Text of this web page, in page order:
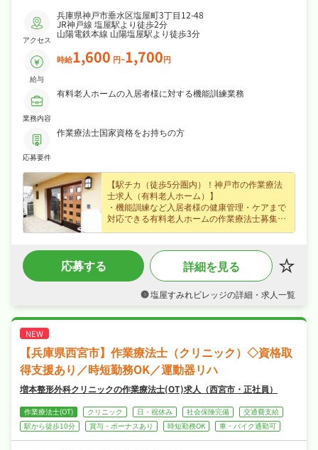
アクセス
兵庫県神戸市垂水区塩屋町3丁目12-48
JR神戸線 塩屋駅より徒歩2分
山陽電鉄本線 山陽塩屋駅より徒歩3分
給与
時給1,600 円~1,700円
業務内容
有料老人ホームの入居者様に対する機能訓練業務
応募要件
作業療法士国家資格をお持ちの方
【駅チカ（徒歩5分圏内）！神戸市の作業療法
士求人（有料老人ホーム）】
・機能訓練など入居者様の健康管理・ケアまで
対応できる有料老人ホームの作業療法士募集
（神戸市・塩屋駅から徒歩2分）、未経験の方
・時給1,600円のパート・アルバイト求人、ラ
イフスタイルに合わせて無理なく働けます！
・4週8休、プライベートも大切にしながら働け
・社会保険完備など福利厚生も充実、はじめて
応募する 詳細を見る
塩屋すみれビレッジの詳細・求人一覧
【兵庫県西宮市】作業療法士（クリニック）◇資格取
得支援あり／時短勤務OK／運動器リハ
増本整形外科クリニックの作業療法士(OT)求人（西宮市・正社員）
作業療法士(OT) クリニック 日・祝休み 社会保険完備
交通費支給
駅から徒歩10分
賞与・ボーナスあり 時短勤務OK 車・バイク通勤可